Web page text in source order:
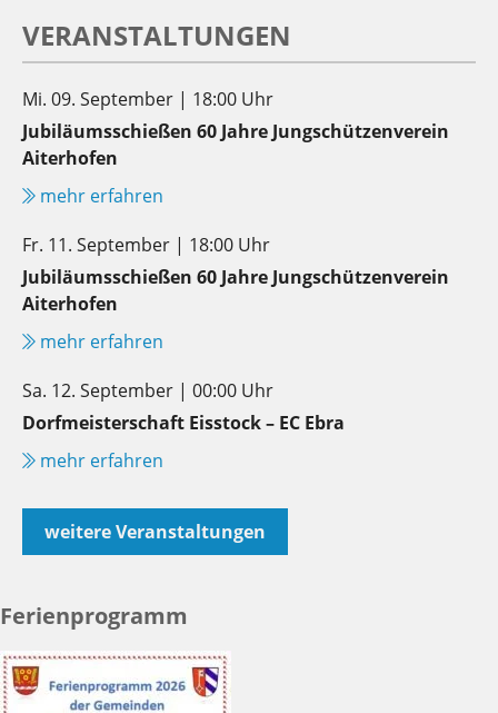
VERANSTALTUNGEN
Mi. 09. September | 18:00 Uhr
Jubiläumsschießen 60 Jahre Jungschützenverein
Aiterhofen
mehr erfahren
Fr. 11. September | 18:00 Uhr
Jubiläumsschießen 60 Jahre Jungschützenverein
Aiterhofen
mehr erfahren
Sa. 12. September | 00:00 Uhr
Dorfmeisterschaft Eisstock – EC Ebra
mehr erfahren
weitere Veranstaltungen
Ferienprogramm